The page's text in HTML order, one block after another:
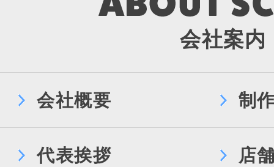
会社案内
会社概要 制
代表挨拶 店